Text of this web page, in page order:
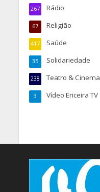
Rádio
267
Religião
67
Saúde
417
Solidariedade
35
Teatro & Cinema
238
Vídeo Ericeira TV
3